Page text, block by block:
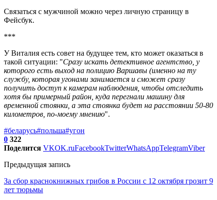
Связаться с мужчиной можно через личную страницу в
Фейсбук.
***
У Виталия есть совет на будущее тем, кто может оказаться в
такой ситуации: "Сразу искать детективное агентство, у
которого есть выход на полицию Варшавы (именно на ту
службу, которая угонами занимается и сможет сразу
получить доступ к камерам наблюдения, чтобы отследить
хотя бы примерный район, куда перегнали машину для
временной стоянки, а эта стоянка будет на расстоянии 50-80
километров, по-моему мнению".
#беларусь#польша#угон
0 322
Поделится VKOK.ruFacebookTwitterWhatsAppTelegramViber
Предыдущая запись
За сбор краснокнижных грибов в России с 12 октября грозит 9
лет тюрьмы